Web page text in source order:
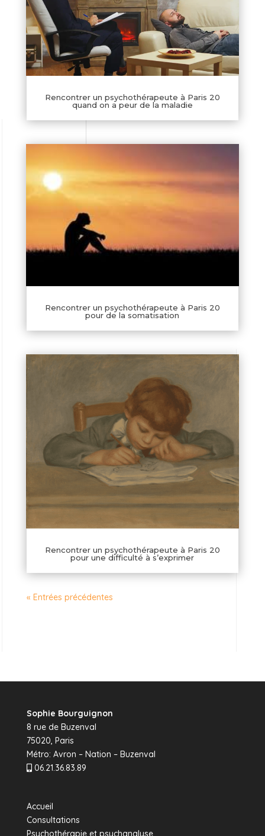
Rencontrer un psychothérapeute à Paris 20
quand on a peur de la maladie
Rencontrer un psychothérapeute à Paris 20
pour de la somatisation
Rencontrer un psychothérapeute à Paris 20
pour une difficulté à s’exprimer
« Entrées précédentes
Sophie Bourguignon
8 rue de Buzenval
75020, Paris
Métro: Avron – Nation – Buzenval
06.21.36.83.89
Accueil
Consultations
Psychothérapie et psychanalyse